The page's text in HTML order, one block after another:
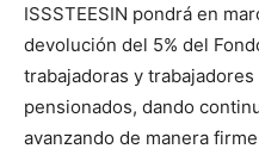
ISSSTEESIN pondrá en
devolución del 5% del
trabajadoras y
pensionados, dando
avanzando de manera